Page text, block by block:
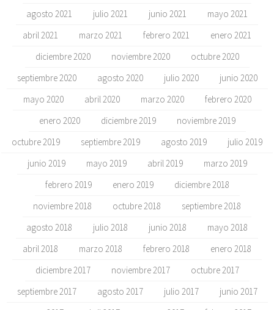
agosto 2021
julio 2021 junio 2021
mayo 2021
abril 2021
marzo 2021 febrero 2021
enero 2021
diciembre 2020
noviembre 2020
octubre 2020
septiembre 2020
agosto 2020 julio 2020
junio 2020
mayo 2020
abril 2020 marzo 2020
febrero 2020
enero 2020
diciembre 2019
noviembre 2019
octubre 2019
septiembre 2019 agosto 2019
julio 2019
junio 2019
mayo 2019 abril 2019
marzo 2019
febrero 2019
enero 2019
diciembre 2018
noviembre 2018
octubre 2018
septiembre 2018
agosto 2018
julio 2018 junio 2018
mayo 2018
abril 2018
marzo 2018 febrero 2018
enero 2018
diciembre 2017
noviembre 2017
octubre 2017
septiembre 2017
agosto 2017 julio 2017
junio 2017